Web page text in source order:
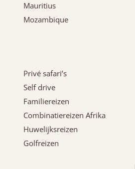
Mauritius
Mozambique
Privé safari’s
Self drive
Familiereizen
Combinatiereizen Afrika
Huwelijksreizen
Golfreizen